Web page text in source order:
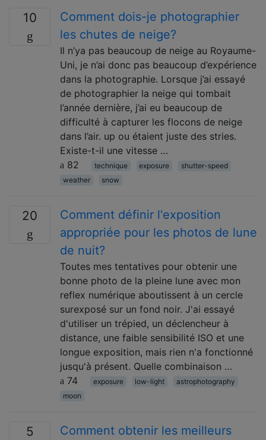
10
Comment dois-je photographier
les chutes de neige?
Il n’ya pas beaucoup de neige au Royaume-
Uni, je n’ai donc pas beaucoup d’expérience
dans la photographie. Lorsque j’ai essayé
de photographier la neige qui tombait
l’année dernière, j’ai eu beaucoup de
difficulté à capturer les flocons de neige
dans l’air. up ou étaient juste des stries.
Existe-t-il une vitesse …
82
technique exposure
shutter-speed
weather
snow
20
Comment définir l'exposition
appropriée pour les photos de lune
de nuit?
Toutes mes tentatives pour obtenir une
bonne photo de la pleine lune avec mon
reflex numérique aboutissent à un cercle
surexposé sur un fond noir. J'ai essayé
d'utiliser un trépied, un déclencheur à
distance, une faible sensibilité ISO et une
longue exposition, mais rien n'a fonctionné
jusqu'à présent. Quelle combinaison …
74
exposure low-light
astrophotography
moon
5
Comment obtenir les meilleurs